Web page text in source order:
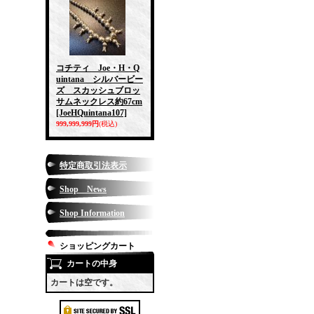
コチティ Joe・H・Q
uintana シルバービー
ズ スカッシュブロッ
サムネックレス約67cm
[JoeHQuintana107]
999,999,999円(税込)
特定商取引法表示
Shop News
Shop Information
ショッピングカート
カートの中身
カートは空です。